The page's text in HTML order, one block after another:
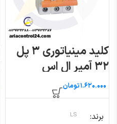
کلید مینیاتوری ۳ پل
۳۲ آمپر ال اس
تومان
برند LS